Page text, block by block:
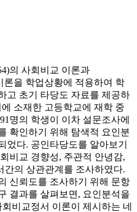
의 사회비교 이론과
론을 학업상황에 적용하여 학
고 초기 타당도 자료를 제공하
소재한 고등학교에 재학 중
명의 학생이 이차 설문조사에
확인하기 위해 탐색적 요인분
었다. 공인타당도를 알아보기
비교 경향성, 주관적 안녕감,
간의 상관관계를 조사하였다.
신뢰도를 조사하기 위해 문항
결과를 살펴보면, 요인분석을
비교정서 이론이 제시하는 네